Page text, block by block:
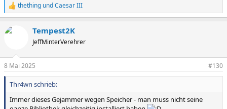
R
e
k
o
n
e
n
thething undCaesar III
Tempest2K
JeffMinterVerehrer
8 Mai 2025 #130
Thr4wn schrieb:
Immer dieses Gejammer wegen Speicher - man muss nicht seine